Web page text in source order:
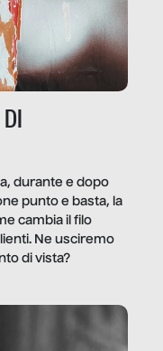
durante e dopo
punto e basta, la
cambia il filo
Ne usciremo
di vista?